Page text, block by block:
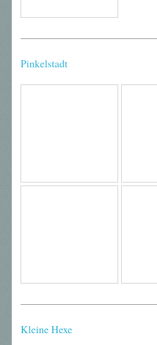
Pinkelstadt
Kleine Hexe